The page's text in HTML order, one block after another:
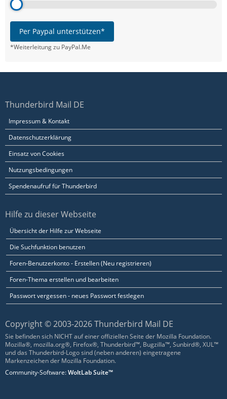
Per Paypal unterstützen*
*Weiterleitung zu PayPal.Me
Thunderbird Mail DE
Impressum & Kontakt
Datenschutzerklärung
Einsatz von Cookies
Nutzungsbedingungen
Spendenaufruf für Thunderbird
Hilfe zu dieser Webseite
Übersicht der Hilfe zur Webseite
Die Suchfunktion benutzen
Foren-Benutzerkonto - Erstellen (Neu registrieren)
Foren-Thema erstellen und bearbeiten
Passwort vergessen - neues Passwort festlegen
Copyright © 2003-2026 Thunderbird Mail DE
Sie befinden sich NICHT auf einer offiziellen Seite der Mozilla Foundation.
Mozilla®, mozilla.org®, Firefox®, Thunderbird™, Bugzilla™, Sunbird®, XUL™
und das Thunderbird-Logo sind (neben anderen) eingetragene
Markenzeichen der Mozilla Foundation.
Community-Software:WoltLab Suite™